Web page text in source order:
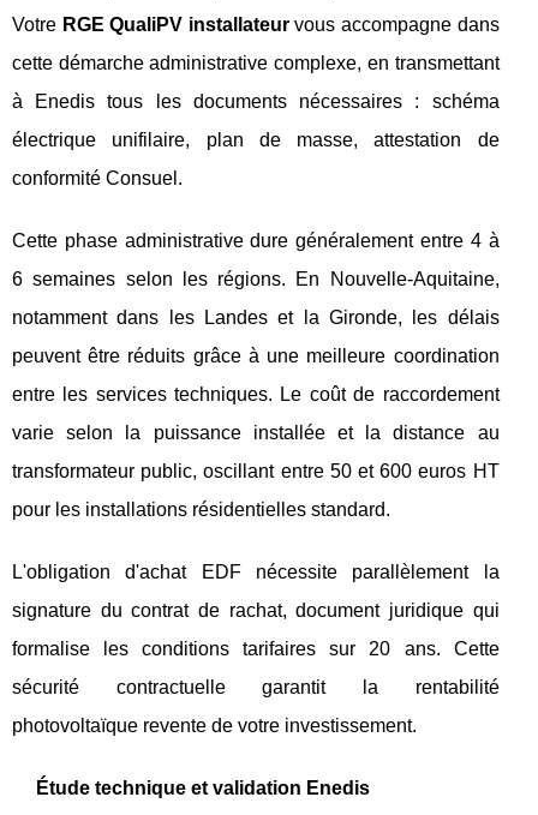
Votre RGE QualiPV installateurvous accompagne dans
cette démarche administrative complexe, en transmettant
à Enedis tous les documents nécessaires : schéma
électrique unifilaire, plan de masse, attestation de
conformité Consuel.
Cette phase administrative dure généralement entre 4 à
6 semaines selon les régions. En Nouvelle-Aquitaine,
notamment dans les Landes et la Gironde, les délais
peuvent être réduits grâce à une meilleure coordination
entre les services techniques. Le coût de raccordement
varie selon la puissance installée et la distance au
transformateur public, oscillant entre 50 et 600 euros HT
pour les installations résidentielles standard.
L'obligation d'achat EDF nécessite parallèlement la
signature du contrat de rachat, document juridique qui
formalise les conditions tarifaires sur 20 ans. Cette
sécurité contractuelle garantit la rentabilité
photovoltaïque revente de votre investissement.
Étude technique et validation Enedis